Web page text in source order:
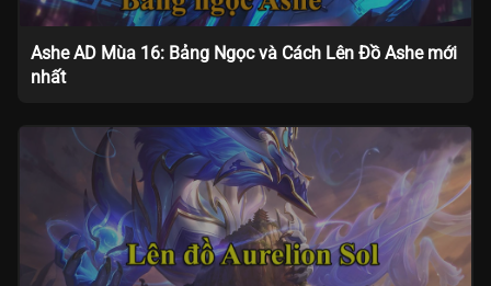
Ashe AD Mùa 16: Bảng Ngọc và Cách Lên Đồ Ashe mới
nhất